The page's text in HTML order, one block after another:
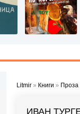
Litmir » Книги » Проза
ИВАН